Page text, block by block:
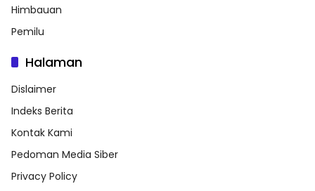
Himbauan
Pemilu
Halaman
Dislaimer
Indeks Berita
Kontak Kami
Pedoman Media Siber
Privacy Policy